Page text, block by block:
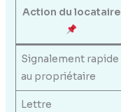
Action du locataire
Signalement rapide
au propriétaire
Lettre